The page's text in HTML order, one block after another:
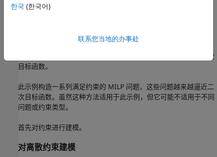
或
外，虽然混合整数线性规划求解器处理离散约束，但它不处理二次
目标函数。
此示例构造一系列满足约束的 MILP 问题，这些问题越来越逼近二
次目标函数。虽然这种方法适用于此示例，但它可能不适用于不同
问题或约束类型。
首先对约束进行建模。
对离散约束建模
한국 (한국어)
联系您当地的办事处